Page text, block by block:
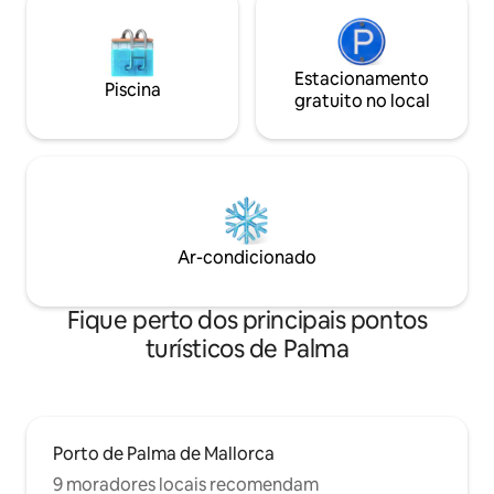
camas. El baño privado incluye ducha,
toallas, secador de pelo, papel higiénico
y artículos esenciales. El suelo de baldosa
y la decoración funcional crean un
dispone de ascensor para acceder
agradable y sin complicaciones. Hay
Piscina
Estacionamento
gratuito no local
Ar-condicionado
Fique perto dos principais pontos
turísticos de Palma
Porto de Palma de Mallorca
9 moradores locais recomendam